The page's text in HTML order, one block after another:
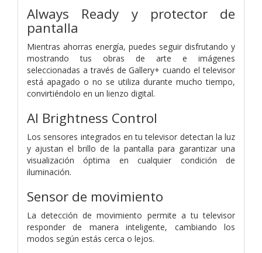
Always Ready y protector de
pantalla
Mientras ahorras energía, puedes seguir disfrutando y
mostrando tus obras de arte e imágenes
seleccionadas a través de Gallery+ cuando el televisor
está apagado o no se utiliza durante mucho tiempo,
convirtiéndolo en un lienzo digital.
AI Brightness Control
Los sensores integrados en tu televisor detectan la luz
y ajustan el brillo de la pantalla para garantizar una
visualización óptima en cualquier condición de
iluminación.
Sensor de movimiento
La detección de movimiento permite a tu televisor
responder de manera inteligente, cambiando los
modos según estás cerca o lejos.